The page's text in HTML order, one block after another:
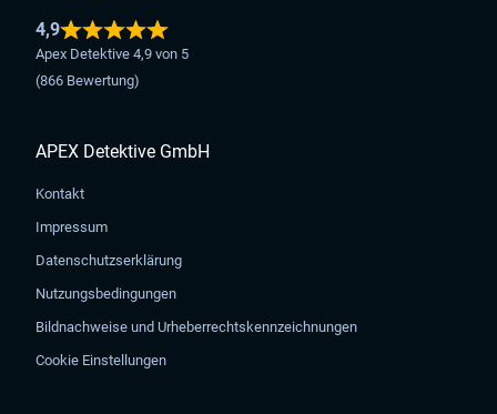
4,9
Apex Detektive 4,9 von 5
(866 Bewertung)
APEX Detektive GmbH
Kontakt
Impressum
Datenschutzserklärung
Nutzungsbedingungen
Bildnachweise und Urheberrechtskennzeichnungen
Cookie Einstellungen